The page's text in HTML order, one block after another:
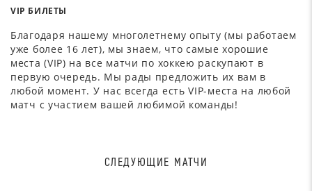
VIP БИЛЕТЫ
Благодаря нашему многолетнему опыту (мы работаем
уже более 16 лет), мы знаем, что самые хорошие
места (VIP) на все матчи по хоккею раскупают в
первую очередь. Мы рады предложить их вам в
любой момент. У нас всегда есть VIP-места на любой
матч с участием вашей любимой команды!
СЛЕДУЮЩИЕ МАТЧИ